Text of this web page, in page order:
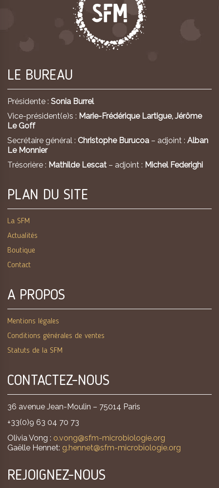
LE BUREAU
Présidente : Sonia Burrel
Vice-président(e)s : Marie-Frédérique Lartigue, Jérôme
Le Goff
Secrétaire général : Christophe Burucoa – adjoint : Alban
Le Monnier
Trésorière : Mathilde Lescat – adjoint : Michel Federighi
PLAN DU SITE
La SFM
Actualités
Boutique
Contact
A PROPOS
Mentions légales
Conditions générales de ventes
Statuts de la SFM
CONTACTEZ-NOUS
36 avenue Jean-Moulin – 75014 Paris
+33(0)9 63 04 70 73
Olivia Vong : o.vong@sfm-microbiologie.org
Gaëlle Hennet: g.hennet@sfm-microbiologie.org
REJOIGNEZ-NOUS